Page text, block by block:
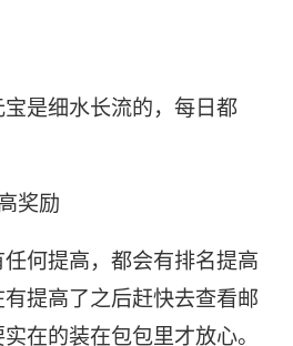
是细水长流的，每日都
奖励
何提高，都会有排名提高
提高了之后赶快去查看邮
在的装在包包里才放心。